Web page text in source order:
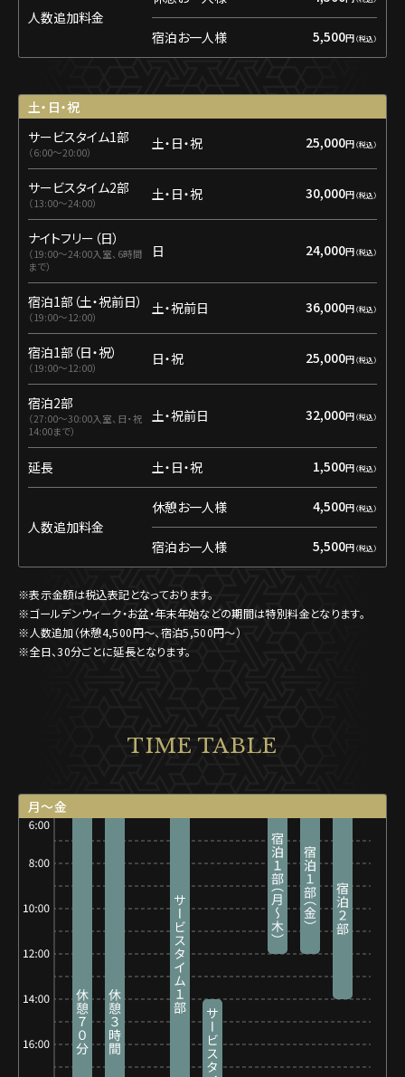
人数追加料金
宿泊お一人様 5,500円
土・日・祝
サービスタイム1部
6:00〜20:00
土・日・祝 25,000円
サービスタイム2部
13:00〜24:00
土・日・祝 30,000円
ナイトフリー（日）
19:00〜24:00入室、6時間
まで
日 24,000円
宿泊1部（土・祝前日）
19:00〜12:00
土・祝前日 36,000円
宿泊1部（日・祝）
19:00〜12:00
日・祝 25,000円
宿泊2部
27:00〜30:00入室、日・祝
14:00まで
土・祝前日 32,000円
延長 土・日・祝 1,500円
人数追加料金
休憩お一人様 4,500円
宿泊お一人様 5,500円
※表示金額は税込表記となっております。
※ゴールデンウィーク・お盆・年末年始などの期間は特別料金となります。
※人数追加（休憩4,500円〜、宿泊5,500円〜）
※全日、30分ごとに延長となります。
TIME TABLE
月〜金